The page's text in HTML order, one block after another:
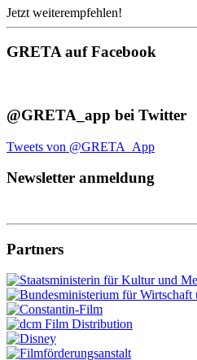
Jetzt weiterempfehlen!
GRETA auf Facebook
@GRETA_app bei Twitter
Tweets von @GRETA_App
Newsletter anmeldung
Partners